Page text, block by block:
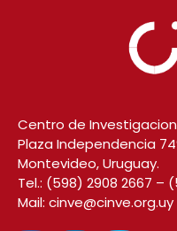
Centro de
Plaza Independencia
Montevideo, Uruguay.
Tel.: (598) 2908 2667 –
Mail: cinve@cinve.org.uy